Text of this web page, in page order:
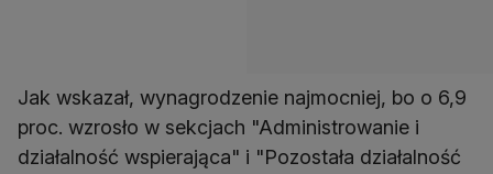
Jak wskazał, wynagrodzenie najmocniej, bo o 6,9
proc. wzrosło w sekcjach "Administrowanie i
działalność wspierająca" i "Pozostała działalność